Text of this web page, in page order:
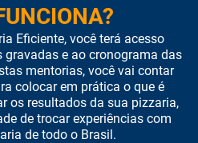
Eficiente, você terá acesso
e ao cronograma das
mentorias, você vai contar
colocar em prática o que é
os resultados da sua pizzaria,
de trocar experiências com
de todo o Brasil.